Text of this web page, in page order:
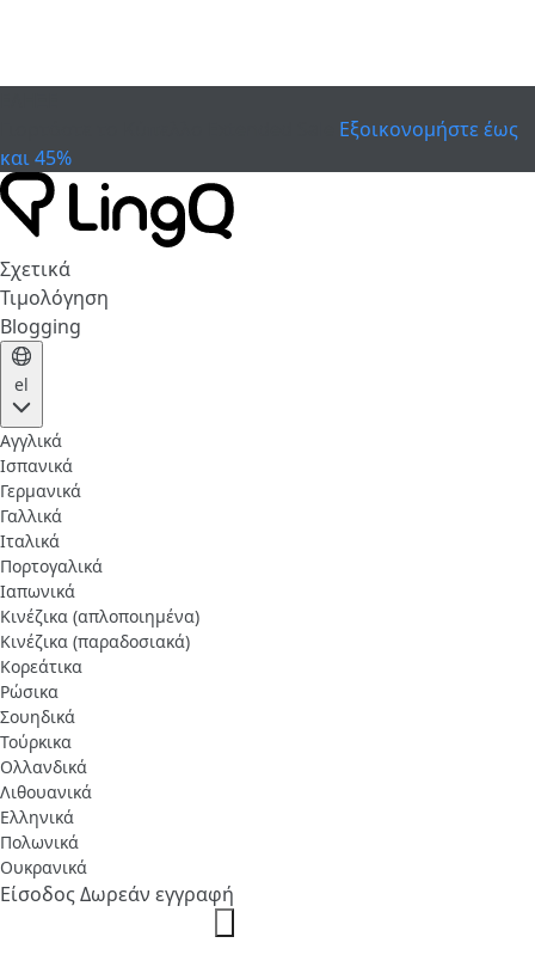
Εξοικονομήστε έως
και 45%
Σχετικά
Τιμολόγηση
Blogging
el
Αγγλικά
Ισπανικά
Γερμανικά
Γαλλικά
Ιταλικά
Πορτογαλικά
Ιαπωνικά
Κινέζικα (απλοποιημένα)
Κινέζικα (παραδοσιακά)
Κορεάτικα
Ρώσικα
Σουηδικά
Τούρκικα
Ολλανδικά
Λιθουανικά
Ελληνικά
Πολωνικά
Ουκρανικά
ΕίσοδοςΔωρεάν εγγραφή